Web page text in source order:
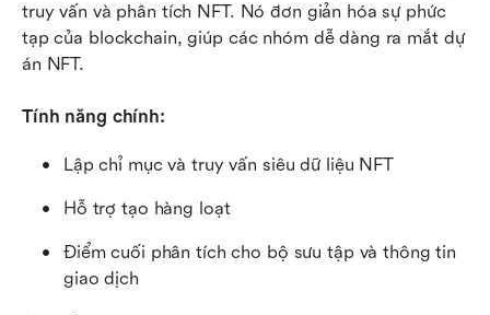
truy vấn và phân tích NFT. Nó đơn giản hóa sự phức
tạp của blockchain, giúp các nhóm dễ dàng ra mắt dự
án NFT.
Tính năng chính:
Lập chỉ mục và truy vấn siêu dữ liệu NFT
Hỗ trợ tạo hàng loạt
Điểm cuối phân tích cho bộ sưu tập và thông tin
giao dịch